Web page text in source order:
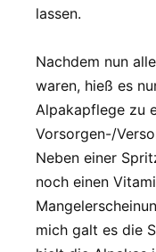
lassen.
Nachdem nun
waren, hieß es
Alpakapflege zu
Vorsorgen-/
Neben einer
noch einen
mich galt es die